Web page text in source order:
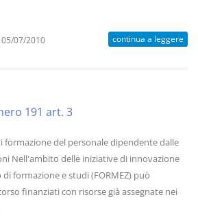
05/07/2010 continua a leggere
191 art. 3
formazione del personale dipendente dalle
Nell'ambito delle iniziative di innovazione
formazione e studi (FORMEZ) può
finanziati con risorse già assegnate nei